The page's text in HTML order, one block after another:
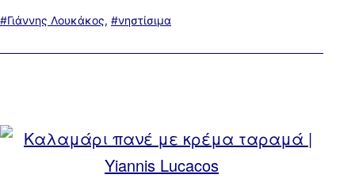
ΜεΓιάννης Λουκάκος, νηστίσιμα